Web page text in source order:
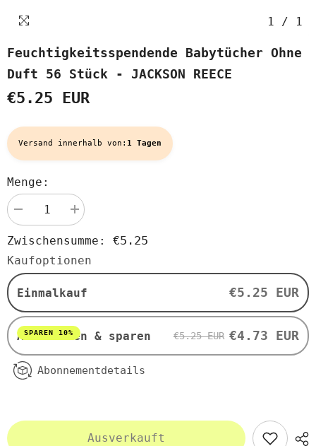
1 / 1
Feuchtigkeitsspendende Babytücher Ohne
Duft 56 Stück - JACKSON REECE
€5.25 EUR
Versand innerhalb von: 1 Tagen
Menge:
verringern
für
Feuchtigkeitsspendende
Babytücher
ohne
Duft
56
Stück
-
JACKSON
REECE
Menge
erhöhen
Feuchtigkeitsspendende
Babytücher
ohne
Duft
56
Stück
-
JACKSON
REECE
Zwischensumme: €5.25
Kaufoptionen
Einmalkauf €5.25 EUR
Abonnieren & sparen
SPAREN 10% €5.25 EUR €4.73 EUR
Abonnementdetails
Ausverkauft